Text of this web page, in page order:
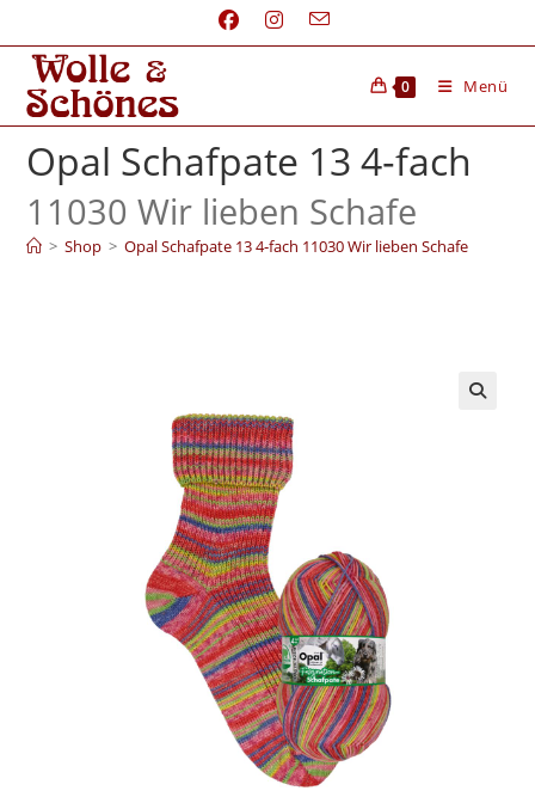
0 Menü
Opal Schafpate 13 4‑fach
11030 Wir lieben Schafe
> Shop > Opal Schafpate 13 4‑fach 11030 Wir lieben Schafe